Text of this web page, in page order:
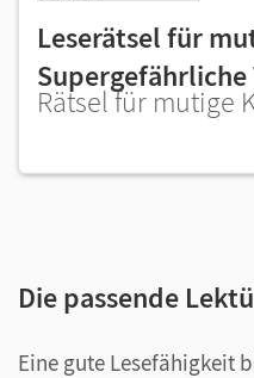
Leserätsel für
Supergefährliche
Rätsel für mutige
Die passende
Eine gute Lesefähigkeit